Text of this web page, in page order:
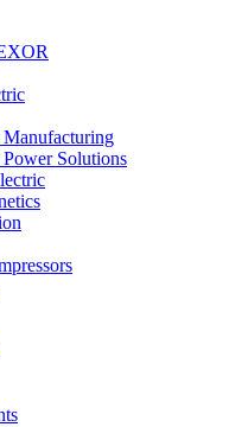
Solutions